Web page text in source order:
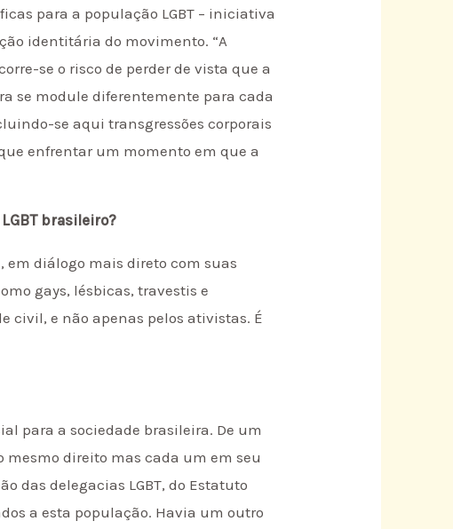
para a população LGBT – iniciativa
identitária do movimento. “A
se o risco de perder de vista que a
se module diferentemente para cada
se aqui transgressões corporais
enfrentar um momento em que a
brasileiro?
em diálogo mais direto com suas
gays, lésbicas, travestis e
civil, e não apenas pelos ativistas. É
para a sociedade brasileira. De um
mesmo direito mas cada um em seu
das delegacias LGBT, do Estatuto
a esta população. Havia um outro